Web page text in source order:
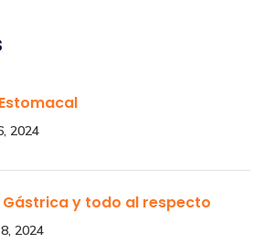
2024
Gástrica y todo al respecto
2024